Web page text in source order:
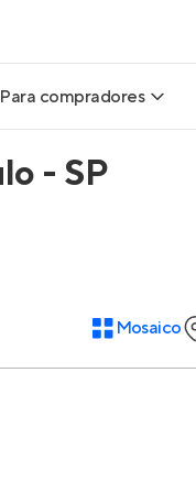
Para compradores
Buscar um imóvel novo
Correção do INCC
- SP
Mosaico